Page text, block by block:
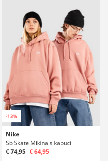
-13%
Nike
Sb Skate Mikina s kapucí
€ 74,95 € 64,95